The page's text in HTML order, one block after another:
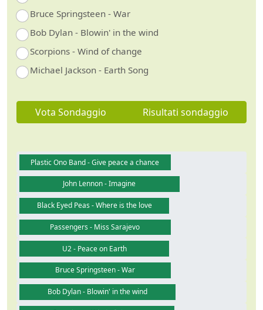
Bruce Springsteen - War
Bob Dylan - Blowin' in the wind
Scorpions - Wind of change
Michael Jackson - Earth Song
Vota Sondaggio Risultati sondaggio
Plastic Ono Band - Give peace a chance
John Lennon - Imagine
Black Eyed Peas - Where is the love
Passengers - Miss Sarajevo
U2 - Peace on Earth
Bruce Springsteen - War
Bob Dylan - Blowin' in the wind